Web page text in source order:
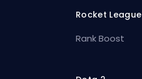
Rocket League
Rank Boost